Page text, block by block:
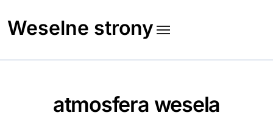
to
content
Weselne strony
atmosfera wesela